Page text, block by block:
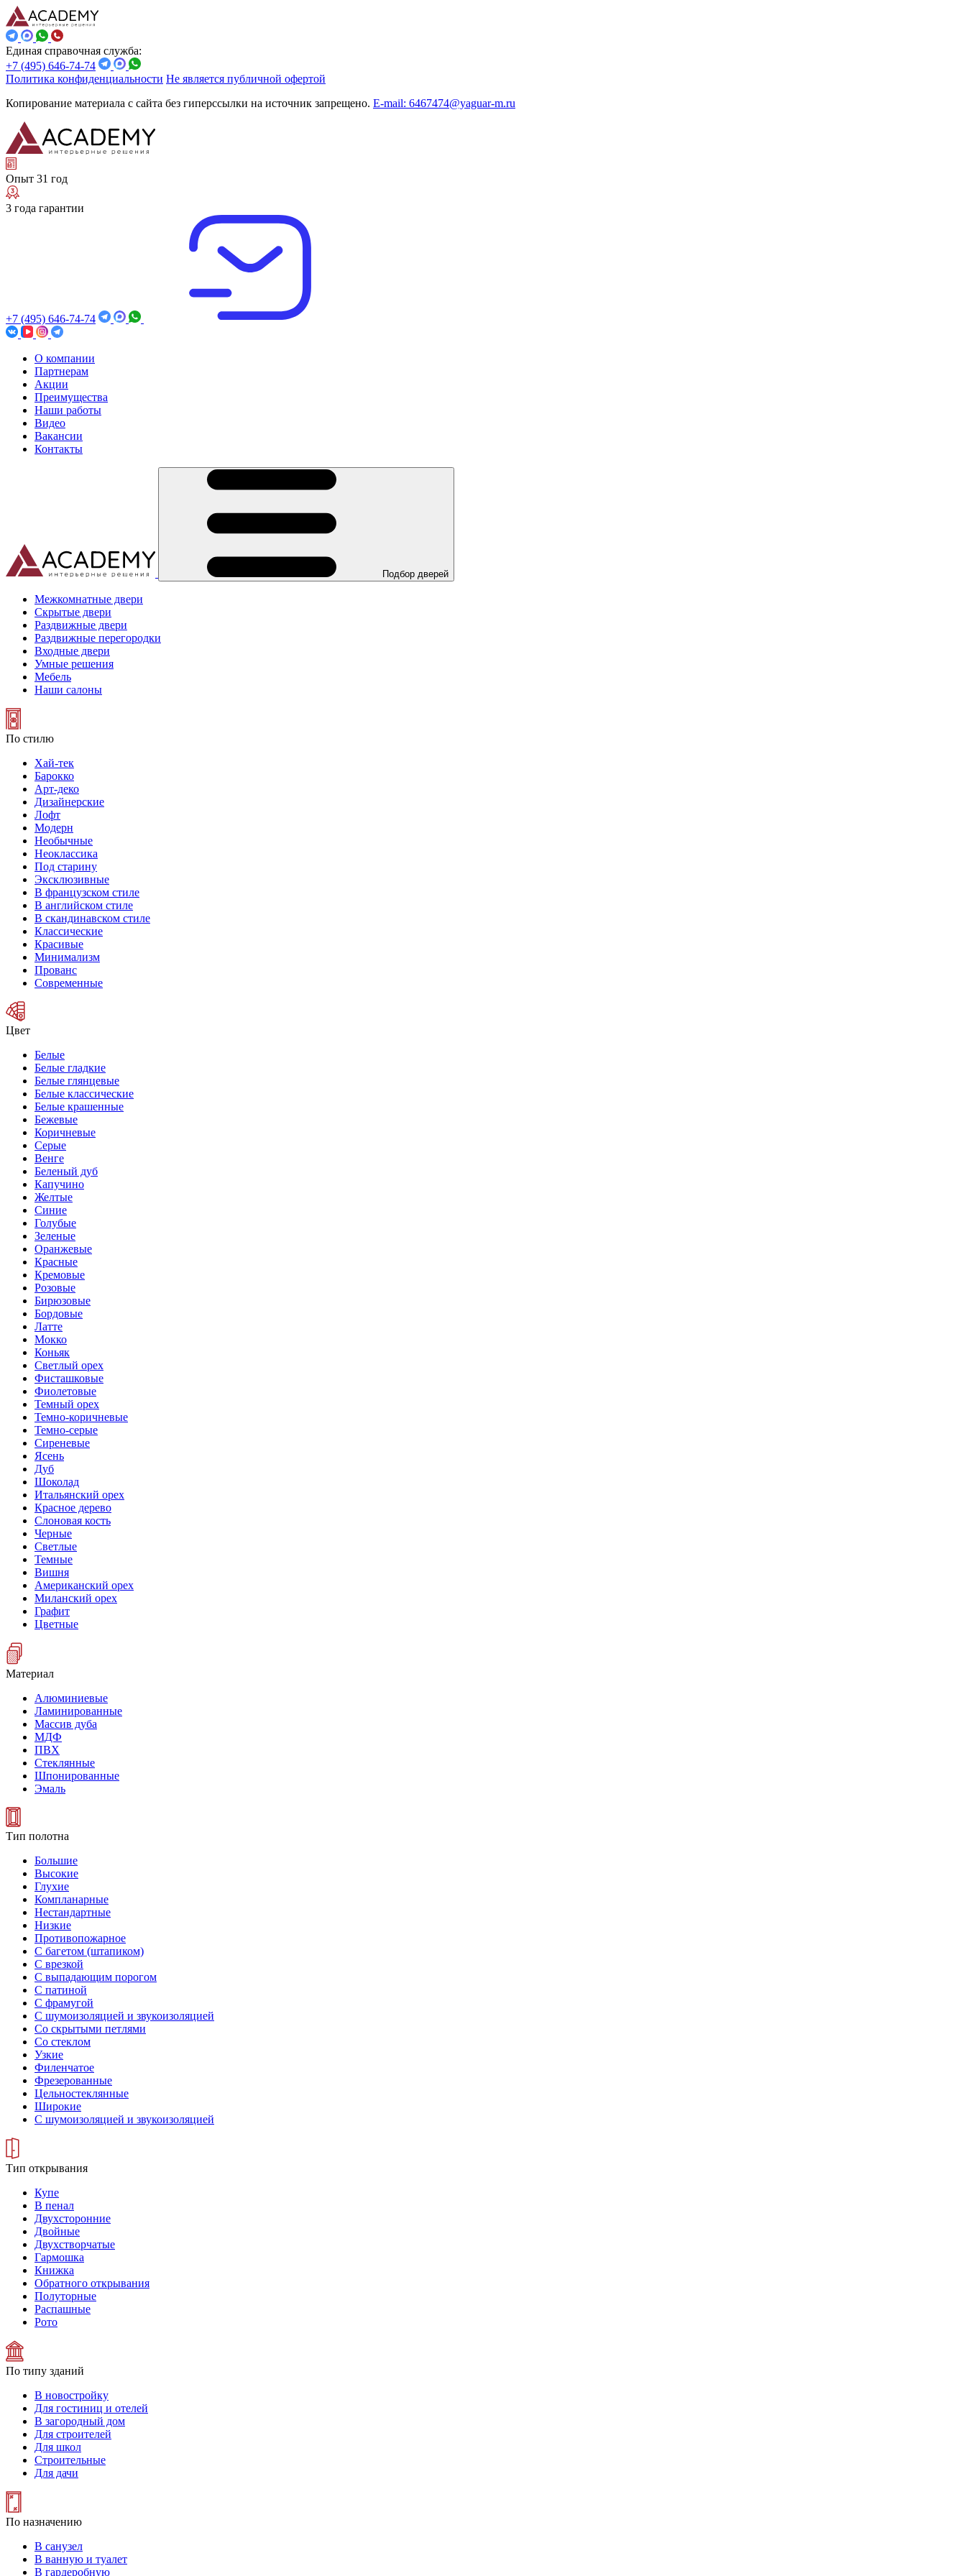
Единая справочная служба:
+7 (495) 646-74-74
Политика конфиденциальности Не является публичной офертой
Копирование материала с сайта без гиперссылки на источник запрещено. E-mail: 6467474@yaguar-m.ru
Опыт 31 год
3 года гарантии
+7 (495) 646-74-74
О компании
Партнерам
Акции
Преимущества
Наши работы
Видео
Вакансии
Контакты
Подбор дверей
Межкомнатные двери
Скрытые двери
Раздвижные двери
Раздвижные перегородки
Входные двери
Умные решения
Мебель
Наши салоны
По стилю
Хай-тек
Барокко
Арт-деко
Дизайнерские
Лофт
Модерн
Необычные
Неоклассика
Под старину
Эксклюзивные
В французском стиле
В английском стиле
В скандинавском стиле
Классические
Красивые
Минимализм
Прованс
Современные
Цвет
Белые
Белые гладкие
Белые глянцевые
Белые классические
Белые крашенные
Бежевые
Коричневые
Серые
Венге
Беленый дуб
Капучино
Желтые
Синие
Голубые
Зеленые
Оранжевые
Красные
Кремовые
Розовые
Бирюзовые
Бордовые
Латте
Мокко
Коньяк
Светлый орех
Фисташковые
Фиолетовые
Темный орех
Темно-коричневые
Темно-серые
Сиреневые
Ясень
Дуб
Шоколад
Итальянский орех
Красное дерево
Слоновая кость
Черные
Светлые
Темные
Вишня
Американский орех
Миланский орех
Графит
Цветные
Материал
Алюминиевые
Ламинированные
Массив дуба
МДФ
ПВХ
Стеклянные
Шпонированные
Эмаль
Тип полотна
Большие
Высокие
Глухие
Компланарные
Нестандартные
Низкие
Противопожарное
С багетом (штапиком)
С врезкой
С выпадающим порогом
С патиной
С фрамугой
С шумоизоляцией и звукоизоляцией
Со скрытыми петлями
Со стеклом
Узкие
Филенчатое
Фрезерованные
Цельностеклянные
Широкие
С шумоизоляцией и звукоизоляцией
Тип открывания
Купе
В пенал
Двухсторонние
Двойные
Двухстворчатые
Гармошка
Книжка
Обратного открывания
Полуторные
Распашные
Рото
По типу зданий
В новостройку
Для гостиниц и отелей
В загородный дом
Для строителей
Для школ
Строительные
Для дачи
По назначению
В санузел
В ванную и туалет
В гардеробную